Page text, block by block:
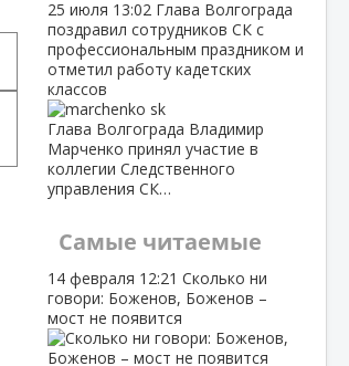
25 июля 13:02 Глава Волгограда
поздравил сотрудников СК с
профессиональным праздником и
отметил работу кадетских
классов
Глава Волгограда Владимир
Марченко принял участие в
коллегии Следственного
управления СК…
Самые читаемые
14 февраля 12:21 Сколько ни
говори: Боженов, Боженов –
мост не появится